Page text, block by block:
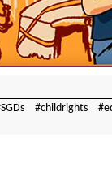
SGDs childrights